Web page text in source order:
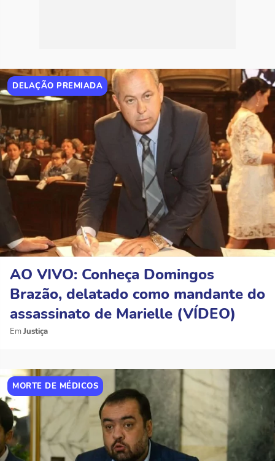
DELAÇÃO PREMIADA
AO VIVO: Conheça Domingos
Brazão, delatado como mandante do
assassinato de Marielle (VÍDEO)
Justiça
MORTE DE MÉDICOS